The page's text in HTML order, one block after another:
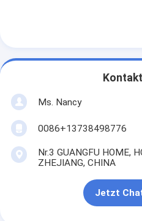
Ms. Nancy
0086+13738498776
Nr.3 GUANGFU HOME,
ZHEJIANG, CHINA
Jetzt